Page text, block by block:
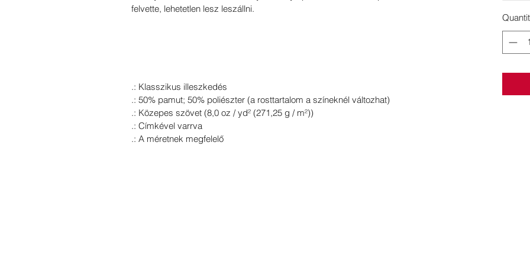
felvette, lehetetlen lesz leszállni.
.: Klasszikus illeszkedés
.: 50% pamut; 50% poliészter (a rosttartalom a színeknél változhat)
.: Közepes szövet (8,0 oz / yd² (271,25 g / m²))
.: Címkével varrva
.: A méretnek megfelelő